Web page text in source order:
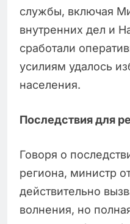
службы, включая
внутренних дел и
сработали
усилиям удалось
населения.
Последствия для
Говоря о
региона, министр
действительно
волнения, но